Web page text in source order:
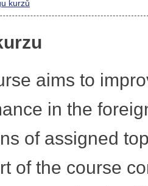
kurzů
aims to
in the
of assigned
of the course